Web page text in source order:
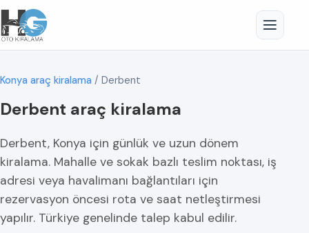
Konya araç kiralama / Derbent
Derbent araç kiralama
Derbent, Konya için günlük ve uzun dönem
kiralama. Mahalle ve sokak bazlı teslim noktası, iş
adresi veya havalimanı bağlantıları için
rezervasyon öncesi rota ve saat netleştirmesi
yapılır. Türkiye genelinde talep kabul edilir.